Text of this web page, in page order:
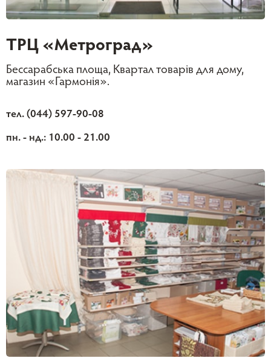
ТРЦ «Метроград»
Бессарабська площа, Квартал товарів для дому,
магазин «Гармонія».
тел. (044) 597-90-08
пн. - нд.: 10.00 - 21.00